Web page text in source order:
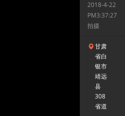
2018-4-22
PM3:37:27
拍摄
甘肃
省白
银市
靖远
县
308
省道